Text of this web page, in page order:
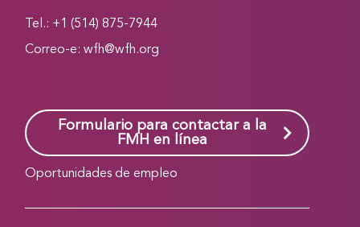
Tel.: +1 (514) 875-7944
Correo-e:wfh@wfh.org
Formulario para contactar a la
FMH en línea
Oportunidades de empleo